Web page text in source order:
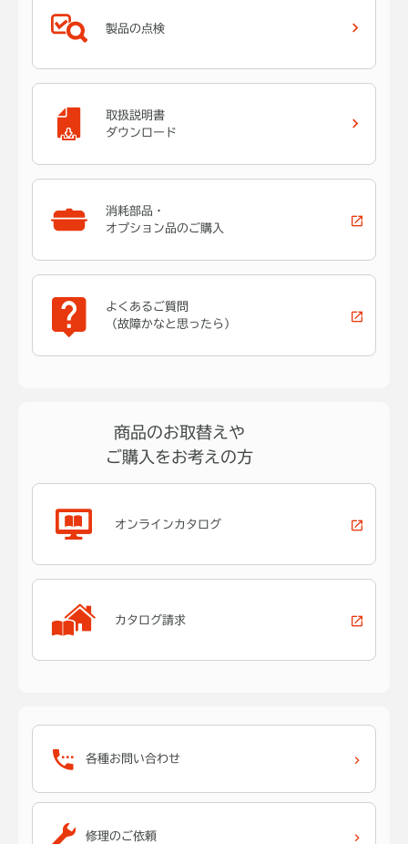
製品の点検
取扱説明書
ダウンロード
消耗部品・
オプション品のご購入
よくあるご質問
（故障かなと思ったら）
商品のお取替えや
ご購入をお考えの方
オンラインカタログ
カタログ請求
各種お問い合わせ
修理のご依頼